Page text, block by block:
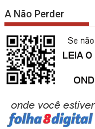
A Não Perder